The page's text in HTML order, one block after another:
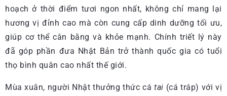
hoạch ở thời điểm tươi ngon nhất, không chỉ mang lại
hương vị đỉnh cao mà còn cung cấp dinh dưỡng tối ưu,
giúp cơ thể cân bằng và khỏe mạnh. Chính triết lý này
đã góp phần đưa Nhật Bản trở thành quốc gia có tuổi
thọ bình quân cao nhất thế giới.
Mùa xuân, người Nhật thưởng thức cátai (cá tráp) với vị